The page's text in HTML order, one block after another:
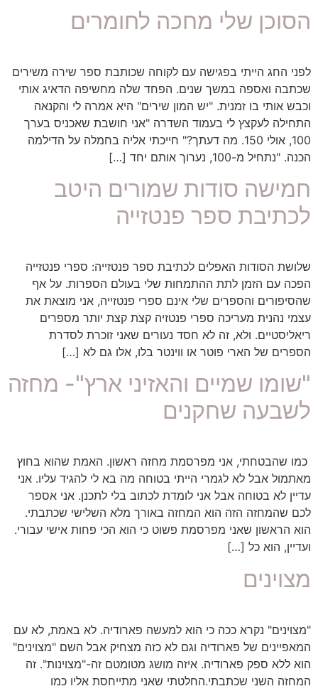
הסוכן שלי מחכה לחומרים
לפני החג הייתי בפגישה עם לקוחה שכותבת ספר שירה משירים
שכתבה ואספה במשך שנים. הפחד שלה מחשיפה הדאיג אותי
וכבש אותי בו זמנית. "יש המון שירים" היא אמרה לי והקנאה
התחילה לעקצץ לי בעמוד השדרה "אני חושבת שאכניס בערך
100, אולי 150. מה דעתך?" חייכתי אליה בחמלה על הדילמה
הכנה. "נתחיל מ-100, נערוך אותם יחד […]
חמישה סודות שמורים היטב
לכתיבת ספר פנטזייה
שלושת הסודות האפלים לכתיבת ספר פנטזייה: ספרי פנטזייה
הפכה עם הזמן לתת ההתמחות שלי בעולם הספרות. על אף
שהסיפורים והספרים שלי אינם ספרי פנטזייה, אני מוצאת את
עצמי נהנית מעריכה ספרי פנטזיה קצת קצת יותר מספרים
ריאליסטיים. ולא, זה לא חסד נעורים שאני זוכרת לסדרת
הספרים של הארי פוטר או ווינטר בלו, אלו גם לא […]
"שומו שמיים והאזיני ארץ"- מחזה
לשבעה שחקנים
כמו שהבטחתי, אני מפרסמת מחזה ראשון. האמת שהוא בחוץ
מאתמול אבל לא לגמרי הייתי בטוחה מה בא לי להגיד עליו. אני
עדיין לא בטוחה אבל אני לומדת לכתוב בלי לתכנן. אני אספר
לכם שהמחזה הזה הוא המחזה באורך מלא השלישי שכתבתי.
הוא הראשון שאני מפרסמת פשוט כי הוא הכי פחות אישי עבורי.
ועדיין, הוא כל […]
מצוינים
"מצוינים" נקרא ככה כי הוא למעשה פארודיה. לא באמת, לא עם
המאפיינים של פארודיה וגם לא כזה מצחיק אבל השם "מצוינים"
הוא ללא ספק פארודיה. איזה מושג מטומטם זה-"מצוינות". זה
המחזה השני שכתבתי.החלטתי שאני מתייחסת אליו כמו